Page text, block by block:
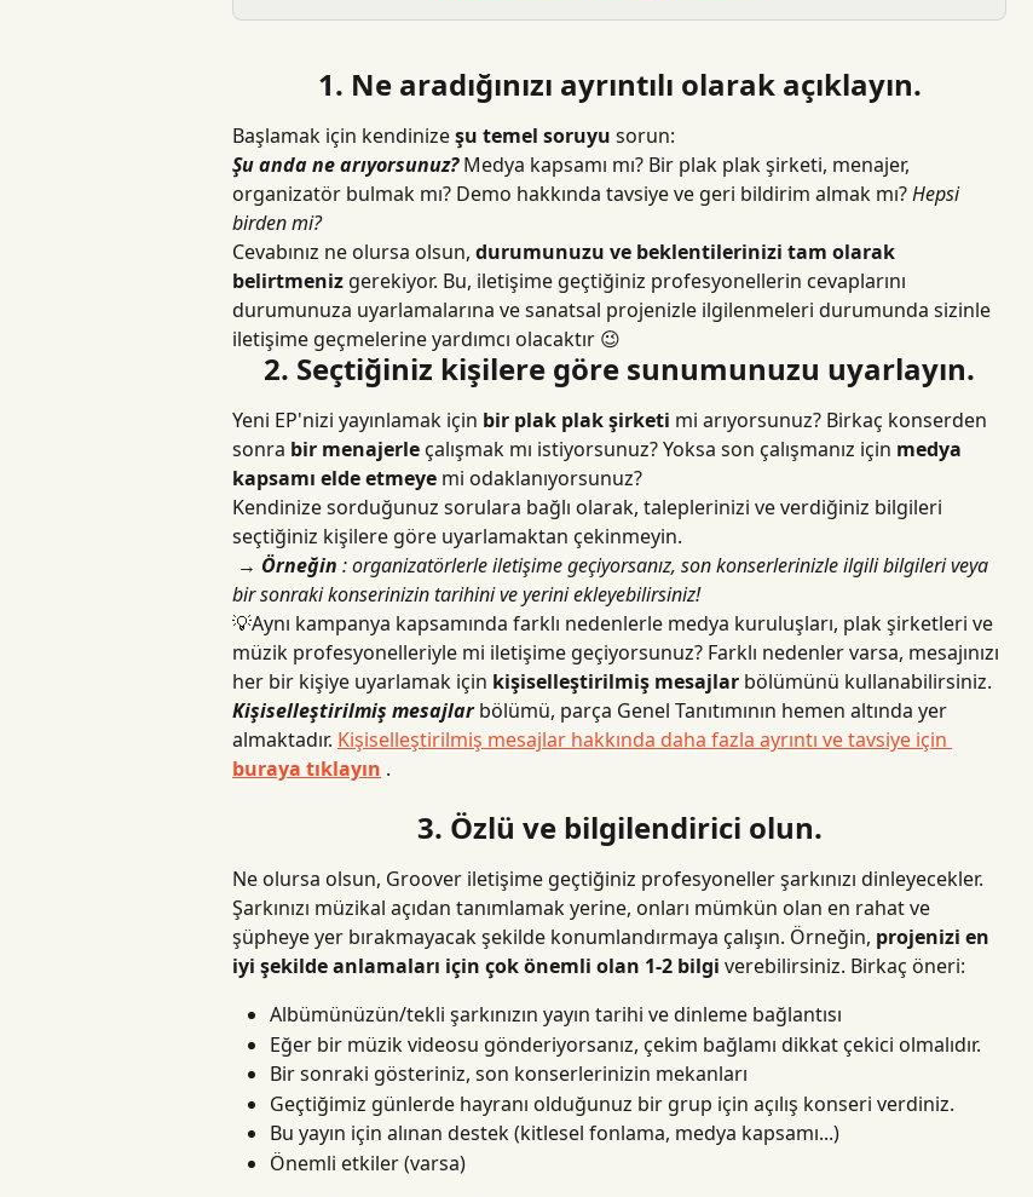
1. Ne aradığınızı ayrıntılı olarak açıklayın.
Başlamak için kendinize şu temel soruyu sorun:
Şu anda ne arıyorsunuz? Medya kapsamı mı? Bir plak plak şirketi, menajer,
organizatör bulmak mı? Demo hakkında tavsiye ve geri bildirim almak mı? Hepsi
birden mi?
Cevabınız ne olursa olsun, durumunuzu ve beklentilerinizi tam olarak
belirtmeniz gerekiyor. Bu, iletişime geçtiğiniz profesyonellerin cevaplarını
durumunuza uyarlamalarına ve sanatsal projenizle ilgilenmeleri durumunda sizinle
iletişime geçmelerine yardımcı olacaktır 😉
2. Seçtiğiniz kişilere göre sunumunuzu uyarlayın.
Yeni EP'nizi yayınlamak için bir plak plak şirketi mi arıyorsunuz? Birkaç konserden
sonra bir menajerle çalışmak mı istiyorsunuz? Yoksa son çalışmanız için medya
kapsamı elde etmeye mi odaklanıyorsunuz?
Kendinize sorduğunuz sorulara bağlı olarak, taleplerinizi ve verdiğiniz bilgileri
seçtiğiniz kişilere göre uyarlamaktan çekinmeyin.
→ Örneğin : organizatörlerle iletişime geçiyorsanız, son konserlerinizle ilgili bilgileri veya
bir sonraki konserinizin tarihini ve yerini ekleyebilirsiniz!
💡Aynı kampanya kapsamında farklı nedenlerle medya kuruluşları, plak şirketleri ve
müzik profesyonelleriyle mi iletişime geçiyorsunuz? Farklı nedenler varsa, mesajınızı
her bir kişiye uyarlamak için kişiselleştirilmiş mesajlar bölümünü kullanabilirsiniz.
Kişiselleştirilmiş mesajlar bölümü, parça Genel Tanıtımının hemen altında yer
almaktadır. Kişiselleştirilmiş mesajlar hakkında daha fazla ayrıntı ve tavsiye için
buraya tıklayın .
3. Özlü ve bilgilendirici olun.
Ne olursa olsun, Groover iletişime geçtiğiniz profesyoneller şarkınızı dinleyecekler.
Şarkınızı müzikal açıdan tanımlamak yerine, onları mümkün olan en rahat ve
şüpheye yer bırakmayacak şekilde konumlandırmaya çalışın. Örneğin, projenizi en
iyi şekilde anlamaları için çok önemli olan 1-2 bilgi verebilirsiniz. Birkaç öneri:
Albümünüzün/tekli şarkınızın yayın tarihi ve dinleme bağlantısı
Eğer bir müzik videosu gönderiyorsanız, çekim bağlamı dikkat çekici olmalıdır.
Bir sonraki gösteriniz, son konserlerinizin mekanları
Geçtiğimiz günlerde hayranı olduğunuz bir grup için açılış konseri verdiniz.
Bu yayın için alınan destek (kitlesel fonlama, medya kapsamı...)
Önemli etkiler (varsa)